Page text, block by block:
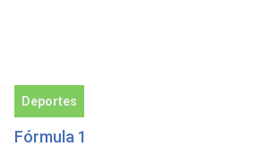
Deportes
Fórmula 1